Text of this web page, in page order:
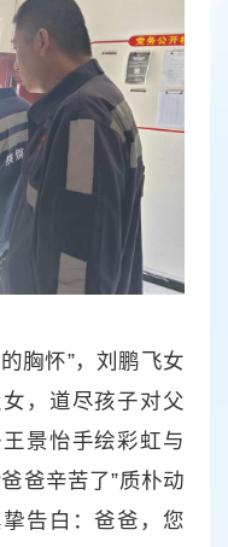
胸怀”，刘鹏飞女
，道尽孩子对父
景怡手绘彩虹与
爸辛苦了”质朴动
告白：爸爸，您